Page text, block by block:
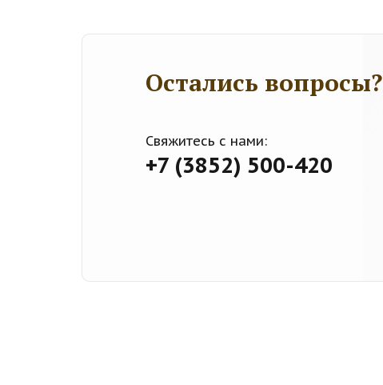
Остались вопросы?
Свяжитесь с нами:
+7 (3852) 500-420